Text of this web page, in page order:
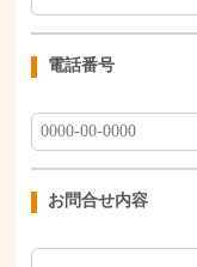
電話番号
お問合せ内容